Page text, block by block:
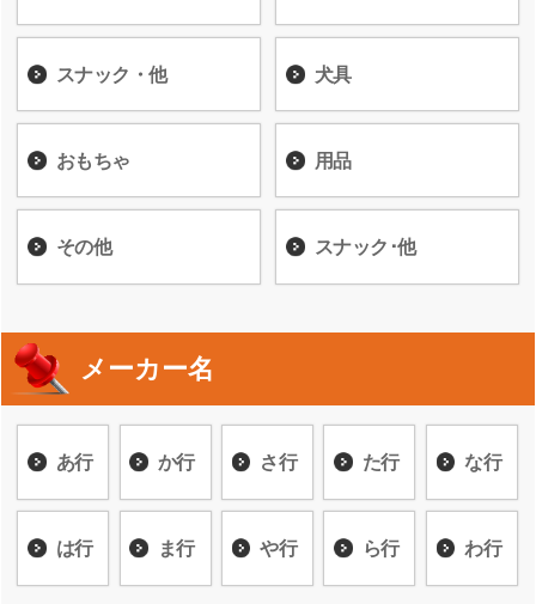
スナック・他 犬具
おもちゃ 用品
その他 スナック･他
メーカー名
あ行 か行 さ行 た行 な行
は行 ま行 や行 ら行 わ行